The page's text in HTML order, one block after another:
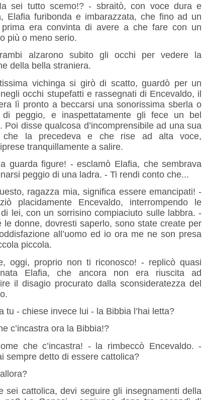
sei tutto scemo!? - sbraitò, con voce dura e
Elafia furibonda e imbarazzata, che fino ad un
prima era convinta di avere a che fare con un
più o meno serio.
alzarono subito gli occhi per vedere la
della bella straniera.
vichinga si girò di scatto, guardò per un
occhi stupefatti e rassegnati di Encevaldo, il
lì pronto a beccarsi una sonorissima sberla o
di peggio, e inaspettatamente gli fece un bel
Poi disse qualcosa d’incomprensibile ad una sua
che la precedeva e che rise ad alta voce,
tranquillamente a salire.
guarda figure! - esclamò Elafia, che sembrava
peggio di una ladra. - Ti rendi conto che...
ragazza mia, significa essere emancipati! -
placidamente Encevaldo, interrompendo le
lei, con un sorrisino compiaciuto sulle labbra. -
le donne, dovresti saperlo, sono state create per
all’uomo ed io ora me ne son presa
piccola.
oggi, proprio non ti riconosco! - replicò quasi
Elafia, che ancora non era riuscita ad
il disagio procurato dalla sconsideratezza del
tu - chiese invece lui - la Bibbia l’hai letta?
c’incastra ora la Bibbia!?
che c’incastra! - la rimbeccò Encevaldo. -
sempre detto di essere cattolica?
sei cattolica, devi seguire gli insegnamenti della